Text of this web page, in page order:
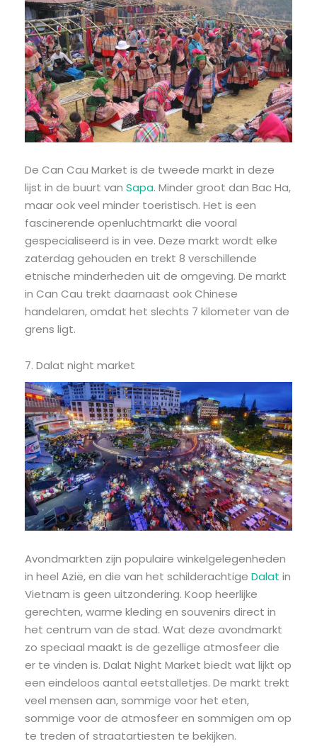
De Can Cau Market is de tweede markt in deze
lijst in de buurt van Sapa. Minder groot dan Bac Ha,
maar ook veel minder toeristisch. Het is een
fascinerende openluchtmarkt die vooral
gespecialiseerd is in vee. Deze markt wordt elke
zaterdag gehouden en trekt 8 verschillende
etnische minderheden uit de omgeving. De markt
in Can Cau trekt daarnaast ook Chinese
handelaren, omdat het slechts 7 kilometer van de
grens ligt.
7. Dalat night market
Avondmarkten zijn populaire winkelgelegenheden
in heel Azië, en die van het schilderachtige Dalat in
Vietnam is geen uitzondering. Koop heerlijke
gerechten, warme kleding en souvenirs direct in
het centrum van de stad. Wat deze avondmarkt
zo speciaal maakt is de gezellige atmosfeer die
er te vinden is. Dalat Night Market biedt wat lijkt op
een eindeloos aantal eetstalletjes. De markt trekt
veel mensen aan, sommige voor het eten,
sommige voor de atmosfeer en sommigen om op
te treden of straatartiesten te bekijken.